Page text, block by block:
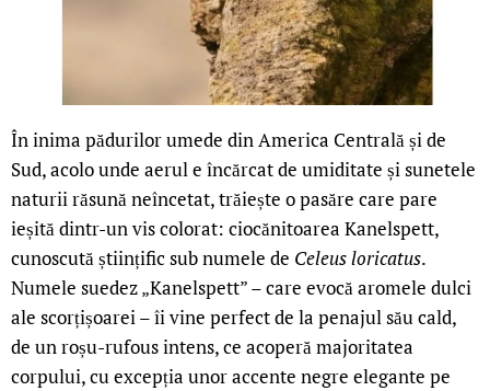
În inima pădurilor umede din America Centrală și de
Sud, acolo unde aerul e încărcat de umiditate și sunetele
naturii răsună neîncetat, trăiește o pasăre care pare
ieșită dintr-un vis colorat: ciocănitoarea Kanelspett,
cunoscută științific sub numele de Celeus loricatus.
Numele suedez „Kanelspett” – care evocă aromele dulci
ale scorțișoarei – îi vine perfect de la penajul său cald,
de un roșu-rufous intens, ce acoperă majoritatea
corpului, cu excepția unor accente negre elegante pe